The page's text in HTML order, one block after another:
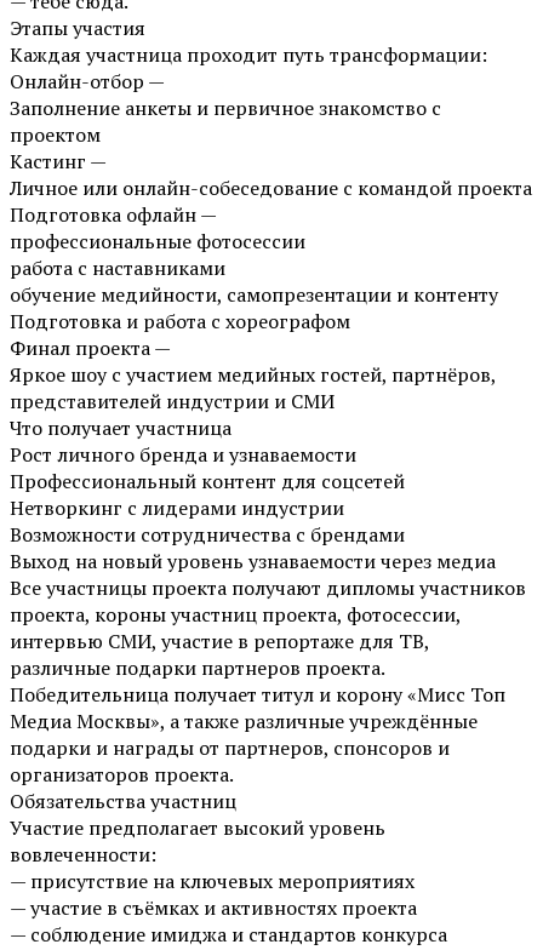
Этапы участия
Каждая участница проходит путь трансформации:
Онлайн-отбор —
Заполнение анкеты и первичное знакомство с
проектом
Кастинг —
Личное или онлайн-собеседование с командой проекта
Подготовка офлайн —
профессиональные фотосессии
работа с наставниками
обучение медийности, самопрезентации и контенту
Подготовка и работа с хореографом
Финал проекта —
Яркое шоу с участием медийных гостей, партнёров,
представителей индустрии и СМИ
Что получает участница
Рост личного бренда и узнаваемости
Профессиональный контент для соцсетей
Нетворкинг с лидерами индустрии
Возможности сотрудничества с брендами
Выход на новый уровень узнаваемости через медиа
Все участницы проекта получают дипломы участников
проекта, короны участниц проекта, фотосессии,
интервью СМИ, участие в репортаже для ТВ,
различные подарки партнеров проекта.
Победительница получает титул и корону «Мисс Топ
Медиа Москвы», а также различные учреждённые
подарки и награды от партнеров, спонсоров и
организаторов проекта.
Обязательства участниц
Участие предполагает высокий уровень
вовлеченности:
— присутствие на ключевых мероприятиях
— участие в съёмках и активностях проекта
— соблюдение имиджа и стандартов конкурса